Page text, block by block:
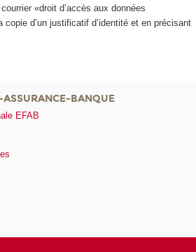
«droit d’accès aux données
d’un justificatif d’identité et en précisant
BANQUE
EFAB